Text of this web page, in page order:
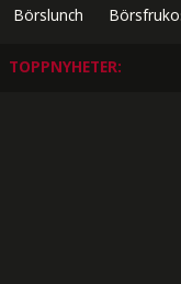
Börslunch
TOPPNYHETER: